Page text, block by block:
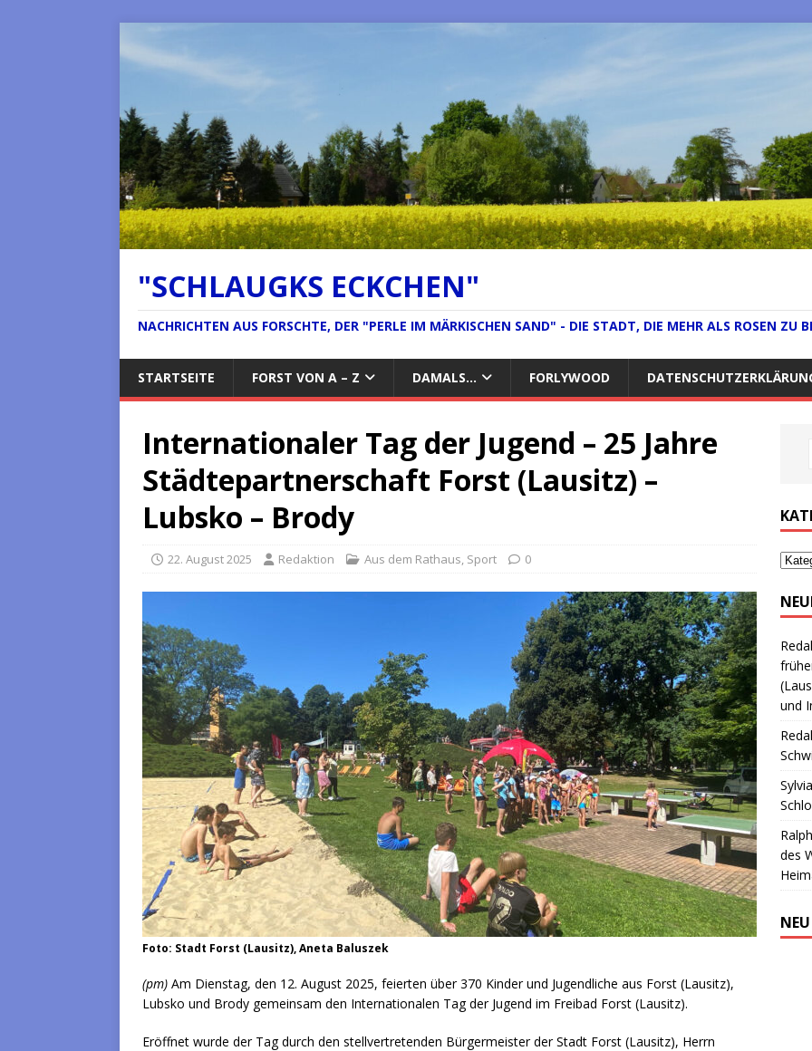
"SCHLAUGKS ECKCHEN"
NACHRICHTEN AUS FORSCHTE, DER "PERLE IM MÄRKISCHEN SAND" - DIE STADT, DIE MEHR ALS ROSEN ZU
STARTSEITE FORST VON A – Z DAMALS… FORLYWOOD
Internationaler Tag der Jugend – 25 Jahre
Städtepartnerschaft Forst (Lausitz) –
Lubsko – Brody
22. August 2025 Redaktion Aus dem Rathaus, Sport 0
Foto: Stadt Forst (Lausitz), Aneta Baluszek
(pm) Am Dienstag, den 12. August 2025, feierten über 370 Kinder und Jugendliche aus Forst (Lausitz),
Lubsko und Brody gemeinsam den Internationalen Tag der Jugend im Freibad Forst (Lausitz).
Eröffnet wurde der Tag durch den stellvertretenden Bürgermeister der Stadt Forst (Lausitz), Herrn
und
Sylvia
des